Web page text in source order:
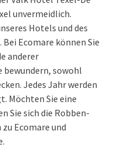
unvermeidlich.
Hotels und des
Ecomare können Sie
anderer
bewundern, sowohl
Jedes Jahr werden
Möchten Sie eine
Sie sich die Robben-
Ecomare und